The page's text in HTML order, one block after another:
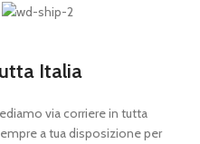
Italia
via corriere in tutta
a tua disposizione per